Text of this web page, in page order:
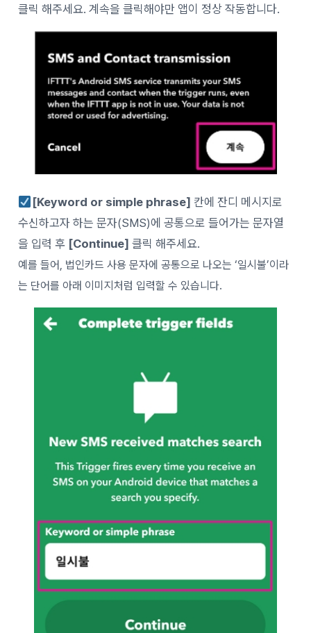
클릭 해주세요. 계속을 클릭해야만 앱이 정상 작동합니다.
[Keyword or simple phrase] 칸에 잔디 메시지로
수신하고자 하는 문자(SMS)에 공통으로 들어가는 문자열
을 입력 후 [Continue] 클릭 해주세요.
예를 들어, 법인카드 사용 문자에 공통으로 나오는 ‘일시불’이라
는 단어를 아래 이미지처럼 입력할 수 있습니다.